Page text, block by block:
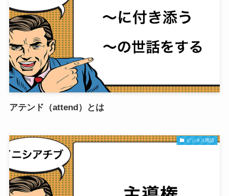
アテンド（attend）とは
ビジネス用語